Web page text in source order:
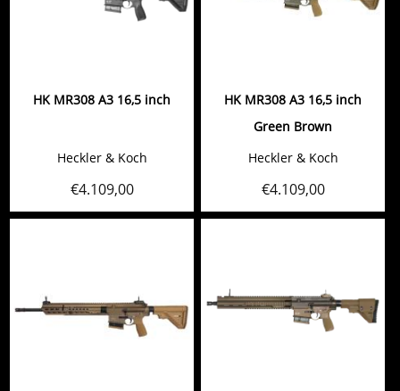
HK MR308 A3 16,5 inch
Heckler & Koch
€4.109,00
HK MR308 A3 16,5 inch
Green Brown
Heckler & Koch
€4.109,00